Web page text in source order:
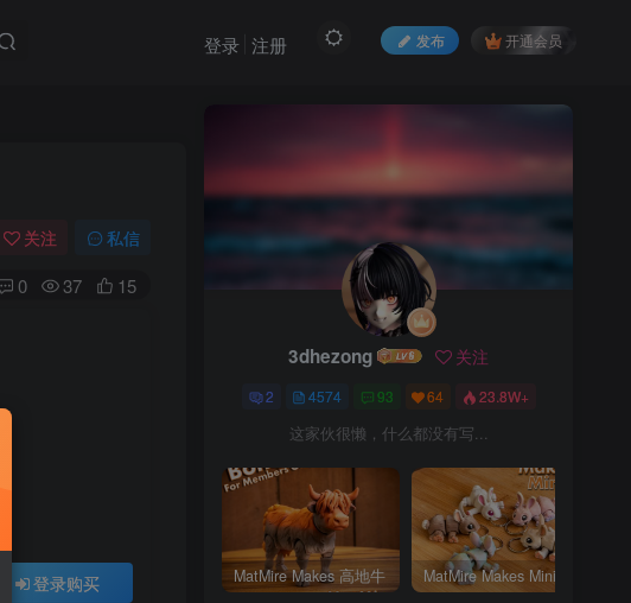
发布 开通会员
登录 注册
关注 私信
0 37 15
登录购买
3dhezong 关注
2 4574 93 64 23.8W+
这家伙很懒，什么都没有写...
MatMire Makes 高地牛